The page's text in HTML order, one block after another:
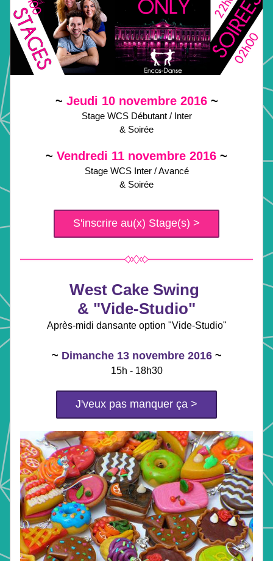
~ Jeudi 10 novembre 2016 ~
Stage WCS Débutant / Inter
& Soirée
~ Vendredi 11 novembre 2016 ~
Stage WCS Inter / Avancé
& Soirée
S'inscrire au(x) Stage(s) >
West Cake Swing
& "Vide-Studio"
Après-midi dansante option "Vide-Studio"
~ Dimanche 13 novembre 2016 ~
15h - 18h30
J'veux pas manquer ça >